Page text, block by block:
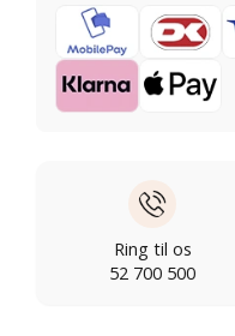
Ring til os
52 700 500